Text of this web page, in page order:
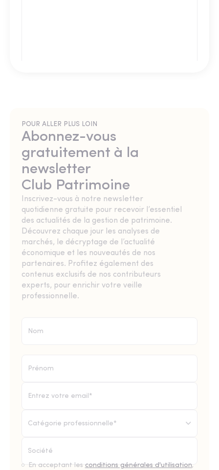
POUR ALLER PLUS LOIN
Abonnez-vous
gratuitement à la
newsletter
Club Patrimoine
Inscrivez-vous à notre newsletter
quotidienne gratuite pour recevoir l’essentiel
des actualités de la gestion de patrimoine.
Découvrez chaque jour les analyses de
marchés, le décryptage de l’actualité
économique et les nouveautés de nos
partenaires. Profitez également des
contenus exclusifs de nos contributeurs
experts, pour enrichir votre veille
professionnelle.
Catégorie professionnelle*
En acceptant les conditions générales d'utilisation,